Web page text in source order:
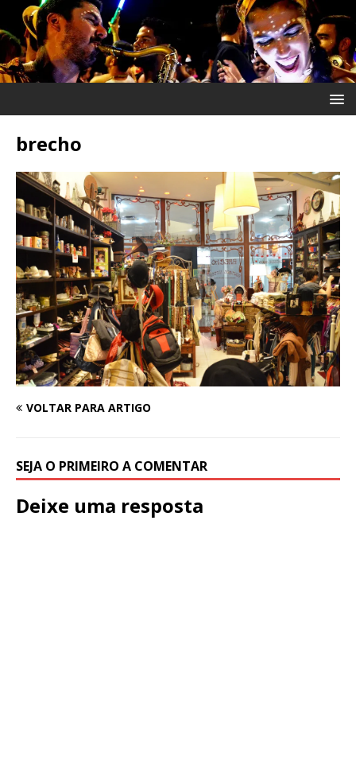
brecho
VOLTAR PARA ARTIGO
SEJA O PRIMEIRO A COMENTAR
Deixe uma resposta